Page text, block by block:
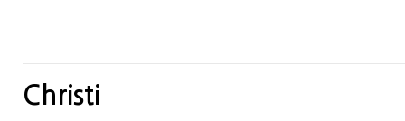
Christi